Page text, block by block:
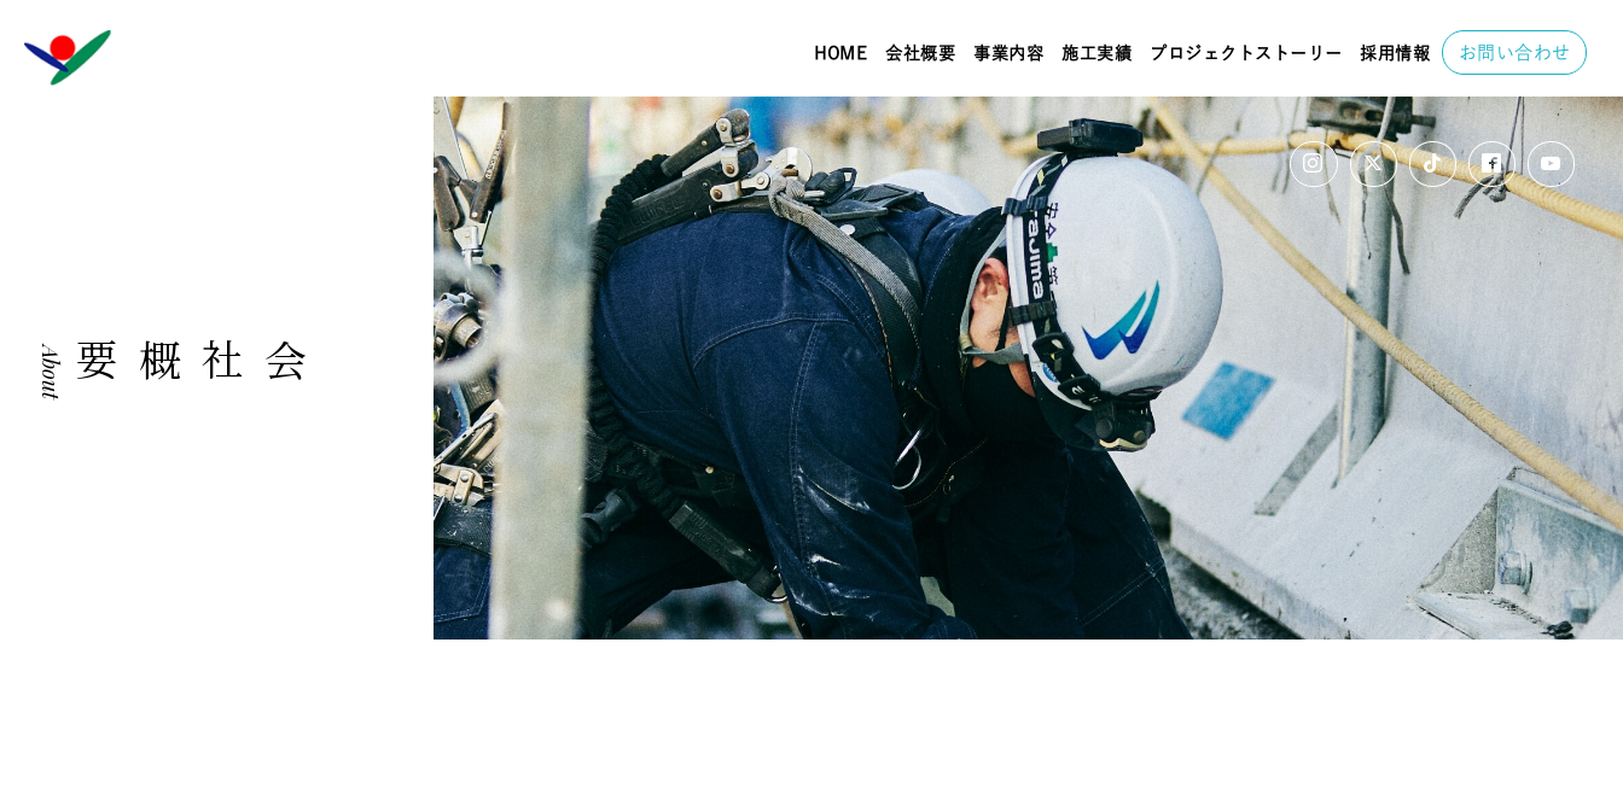
HOME 会社概要 事業内容 施工実績 プロジェクトストーリー 採用情報 お問い合わせ
会社概要
About